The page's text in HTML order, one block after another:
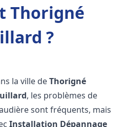
Thorigné
?
la ville deThorigné
, les problèmes de
sont fréquents, mais
Installation Dépannage